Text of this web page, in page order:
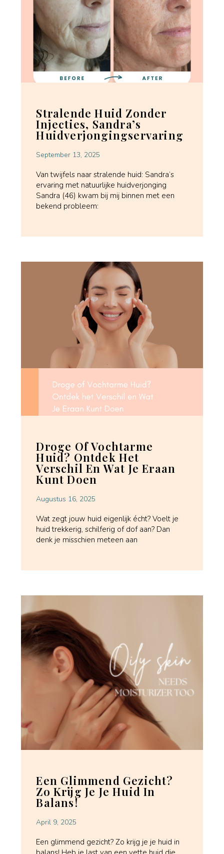
Stralende Huid Zonder
Injecties, Sandra’s
Huidverjongingservaring
September 13, 2025
Van twijfels naar stralende huid: Sandra’s
ervaring met natuurlijke huidverjonging
Sandra (46) kwam bij mij binnen met een
bekend probleem:
Droge Of Vochtarme
Huid? Ontdek Het
Verschil En Wat Je Eraan
Kunt Doen
Augustus 16, 2025
Wat zegt jouw huid eigenlijk écht? Voelt je
huid trekkerig, schilferig of dof aan? Dan
denk je misschien meteen aan
Een Glimmend Gezicht?
Zo Krijg Je Je Huid In
Balans!
April 9, 2025
Een glimmend gezicht? Zo krijg je je huid in